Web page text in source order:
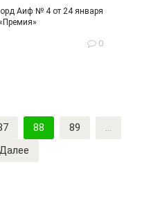
Аиф № 4 от 24 января
0
88 89
…